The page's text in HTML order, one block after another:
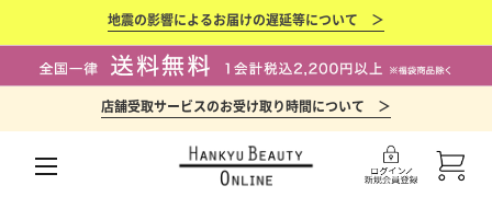
地震の影響によるお届けの遅延等について ＞
店舗受取サービスのお受け取り時間について ＞